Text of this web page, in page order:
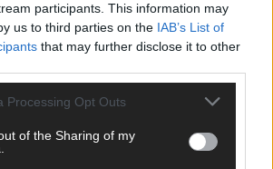
participants. This information may
us to third parties on the IAB’s List of
that may further disclose it to other
Processing Opt Outs
of the Sharing of my
Café, Westernbrauerei – der
macht vieles neu